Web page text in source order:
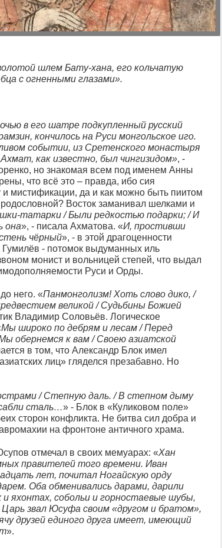
шлем Бату-хана, его кольчатую
с огненными глазами».
в его шатре подкупленный русский
кончилось на Руси монгольское иго.
событии, из Сретенского монастыря
как известно, был чингизидом», -
но знакомая всем под именем Анны
что всё это – правда, ибо сия
мистификации, да и как можно быть пиитом
Восток заманивал шелками и
татарки / Были редкостью подарки; / И
она», - писала Ахматова. «И, простивши
чёрный», - в этой драгоценности
- потомок выдуманных иль
монист и вольницей степей, что выдал
Руси и Орды.
него. «Панмонголизм! Хоть слово дико, /
великой / Судьбины Божией
Владимир Соловьёв. Логическое
Мы широко по дебрям и лесам / Перед
обернемся к вам / Своею азиатской
в том, что Александр Блок имел
лиц» гляделся презабавно. Но
/ Степную даль. / В степном дыму
сталь…» - Блок в «Куликовом поле»
сторон конфликта. Не битва сил добра и
на фронтоне античного храма.
отмечал в своих мемуарах: «Хан
правителей того времени. Иван
лет, почитал Ногайскую орду
Оба обменивались дарами, дарили
и яхонтах, собольи и горностаевые шубы,
звал Юсуфа своим «другом и братом»,
друзей единого друга имеет, имеющий
».